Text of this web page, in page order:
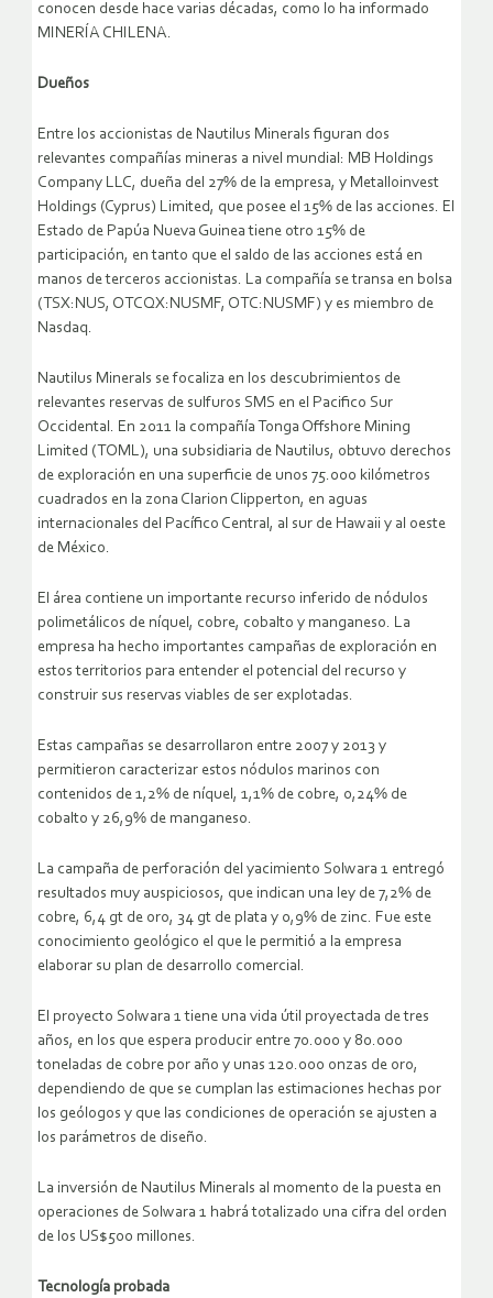
conocen desde hace varias décadas, como lo ha informado
MINERÍA CHILENA.
Dueños
Entre los accionistas de Nautilus Minerals figuran dos
relevantes compañías mineras a nivel mundial: MB Holdings
Company LLC, dueña del 27% de la empresa, y Metalloinvest
Holdings (Cyprus) Limited, que posee el 15% de las acciones. El
Estado de Papúa Nueva Guinea tiene otro 15% de
participación, en tanto que el saldo de las acciones está en
manos de terceros accionistas. La compañía se transa en bolsa
(TSX:NUS, OTCQX:NUSMF, OTC:NUSMF) y es miembro de
Nasdaq.
Nautilus Minerals se focaliza en los descubrimientos de
relevantes reservas de sulfuros SMS en el Pacifico Sur
Occidental. En 2011 la compañía Tonga Offshore Mining
Limited (TOML), una subsidiaria de Nautilus, obtuvo derechos
de exploración en una superficie de unos 75.000 kilómetros
cuadrados en la zona Clarion Clipperton, en aguas
internacionales del Pacífico Central, al sur de Hawaii y al oeste
de México.
El área contiene un importante recurso inferido de nódulos
polimetálicos de níquel, cobre, cobalto y manganeso. La
empresa ha hecho importantes campañas de exploración en
estos territorios para entender el potencial del recurso y
construir sus reservas viables de ser explotadas.
Estas campañas se desarrollaron entre 2007 y 2013 y
permitieron caracterizar estos nódulos marinos con
contenidos de 1,2% de níquel, 1,1% de cobre, 0,24% de
cobalto y 26,9% de manganeso.
La campaña de perforación del yacimiento Solwara 1 entregó
resultados muy auspiciosos, que indican una ley de 7,2% de
cobre, 6,4 gt de oro, 34 gt de plata y 0,9% de zinc. Fue este
conocimiento geológico el que le permitió a la empresa
elaborar su plan de desarrollo comercial.
El proyecto Solwara 1 tiene una vida útil proyectada de tres
años, en los que espera producir entre 70.000 y 80.000
toneladas de cobre por año y unas 120.000 onzas de oro,
dependiendo de que se cumplan las estimaciones hechas por
los geólogos y que las condiciones de operación se ajusten a
los parámetros de diseño.
La inversión de Nautilus Minerals al momento de la puesta en
operaciones de Solwara 1 habrá totalizado una cifra del orden
de los US$500 millones.
Tecnología probada